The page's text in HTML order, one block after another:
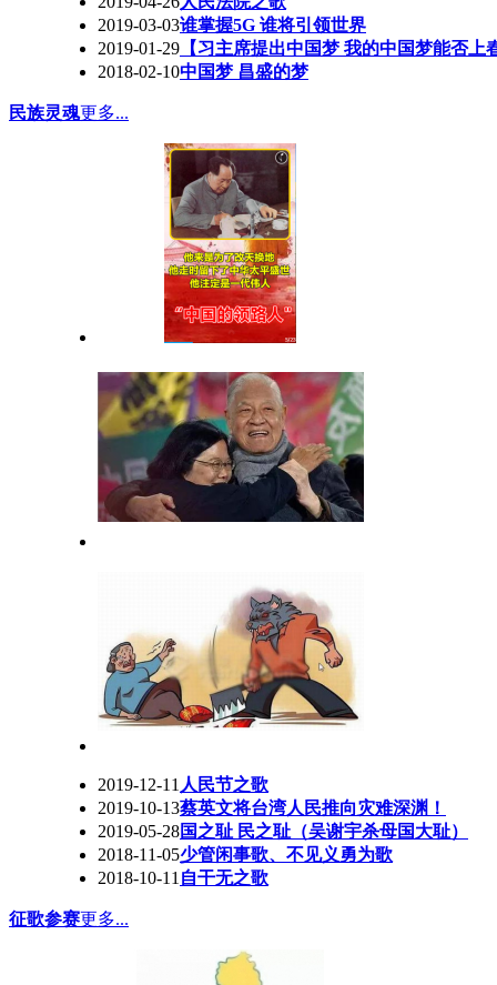
2019-03-03谁掌握5G 谁将引领世界
2019-01-29 【习主席提出中国梦 我的中国梦能否上
2018-02-10中国梦 昌盛的梦
民族灵魂更多...
2019-12-11 人民节之歌
2019-10-13蔡英文将台湾人民推向灾难深渊！
2019-05-28国之耻 民之耻（吴谢宇杀母国大耻）
2018-11-05少管闲事歌、不见义勇为歌
2018-10-11 自干无之歌
征歌参赛更多...